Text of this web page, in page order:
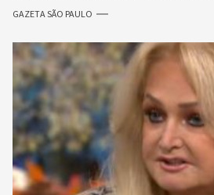
GAZETA SÃO PAULO